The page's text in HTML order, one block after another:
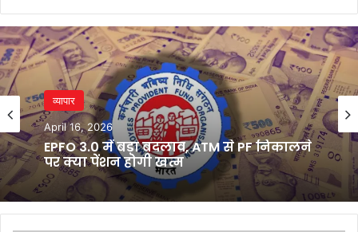
व्यापार
April 16, 2026
EPFO 3.0 में बड़ा बदलाव, ATM से PF निकालने
पर क्या पेंशन होगी खत्म